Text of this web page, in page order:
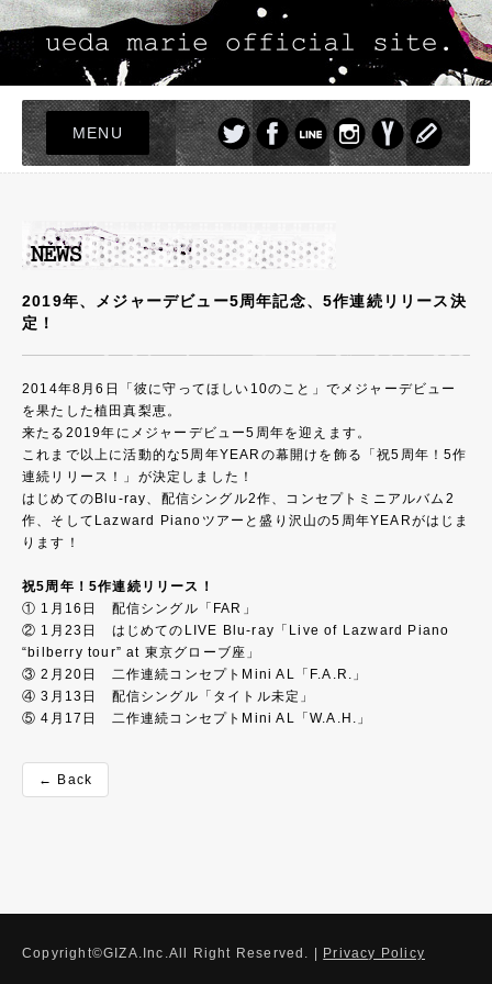
MENU
LIVE
NEWS
PROFILE
GOODS
2019年、メジャーデビュー5周年記念、5作連続リリース決
定！
2014年8月6日「彼に守ってほしい10のこと」でメジャーデビュー
を果たした植田真梨恵。
来たる2019年にメジャーデビュー5周年を迎えます。
これまで以上に活動的な5周年YEARの幕開けを飾る「祝5周年！5作
連続リリース！」が決定しました！
はじめてのBlu-ray、配信シングル2作、コンセプトミニアルバム2
作、そしてLazward Pianoツアーと盛り沢山の5周年YEARがはじま
ります！
祝5周年！5作連続リリース！
① 1月16日 配信シングル「FAR」
② 1月23日 はじめてのLIVE Blu-ray「Live of Lazward Piano
“bilberry tour” at 東京グローブ座」
③ 2月20日 二作連続コンセプトMini AL「F.A.R.」
④ 3月13日 配信シングル「タイトル未定」
⑤ 4月17日 二作連続コンセプトMini AL「W.A.H.」
← Back
Copyright©GIZA.Inc.All Right Reserved. | Privacy Policy